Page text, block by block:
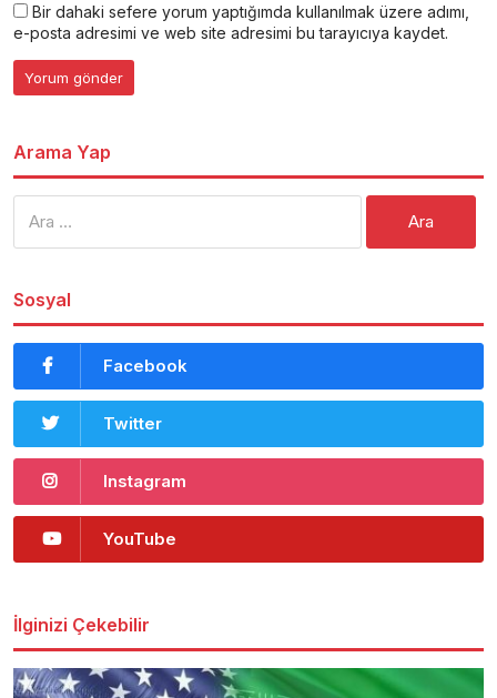
Bir dahaki sefere yorum yaptığımda kullanılmak üzere adımı,
e-posta adresimi ve web site adresimi bu tarayıcıya kaydet.
Arama Yap
Sosyal
Facebook
Twitter
Instagram
YouTube
İlginizi Çekebilir